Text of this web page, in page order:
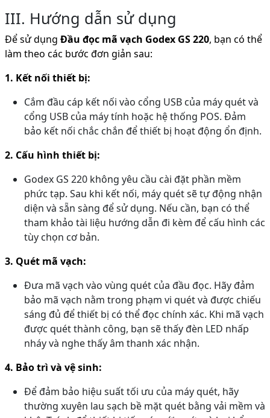
III. Hướng dẫn sử dụng
Để sử dụng Đầu đọc mã vạch Godex GS 220, bạn có thể
làm theo các bước đơn giản sau:
1. Kết nối thiết bị:
Cắm đầu cáp kết nối vào cổng USB của máy quét và
cổng USB của máy tính hoặc hệ thống POS. Đảm
bảo kết nối chắc chắn để thiết bị hoạt động ổn định.
2. Cấu hình thiết bị:
Godex GS 220 không yêu cầu cài đặt phần mềm
phức tạp. Sau khi kết nối, máy quét sẽ tự động nhận
diện và sẵn sàng để sử dụng. Nếu cần, bạn có thể
tham khảo tài liệu hướng dẫn đi kèm để cấu hình các
tùy chọn cơ bản.
3. Quét mã vạch:
Đưa mã vạch vào vùng quét của đầu đọc. Hãy đảm
bảo mã vạch nằm trong phạm vi quét và được chiếu
sáng đủ để thiết bị có thể đọc chính xác. Khi mã vạch
được quét thành công, bạn sẽ thấy đèn LED nhấp
nháy và nghe thấy âm thanh xác nhận.
4. Bảo trì và vệ sinh:
Để đảm bảo hiệu suất tối ưu của máy quét, hãy
thường xuyên lau sạch bề mặt quét bằng vải mềm và